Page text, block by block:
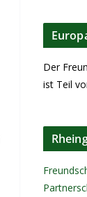
Der
ist Teil